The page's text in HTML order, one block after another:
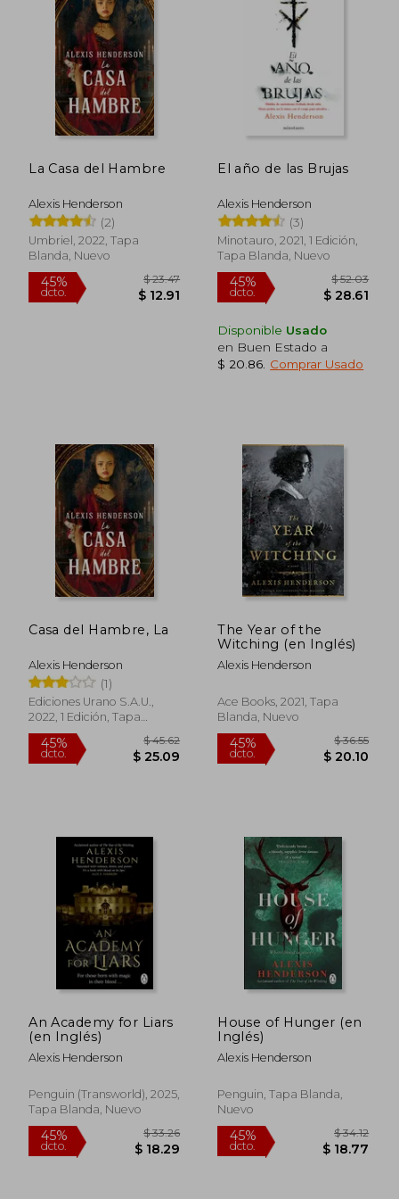
Charleston, Carolina del Sur, donde
continúa desarrollando su estilo único que
fusiona lo gótico con lo sobrenatural.
La Casa del Hambre
Alexis Henderson
(2)
Umbriel, 2022, Tapa
Blanda, Nuevo
El año de las Brujas
Alexis Henderson
(3)
Minotauro, 2021, 1 Edición,
Tapa Blanda, Nuevo
Disponible Usado
en Buen Estado a
$ 20.86 Comprar Usado
Casa del Hambre, La
Alexis Henderson
(1)
Ediciones Urano S.A.U.,
2022, 1 Edición, Tapa
Blanda, Nuevo
45%
dcto.
The Year of the
Witching (en Inglés)
Alexis Henderson
Ace Books, 2021, Tapa
Blanda, Nuevo
45%
dcto.
An Academy for Liars
(en Inglés)
Alexis Henderson
Penguin (Transworld), 2025,
Tapa Blanda, Nuevo
House of Hunger (en
Inglés)
Alexis Henderson
Penguin, Tapa Blanda,
Nuevo